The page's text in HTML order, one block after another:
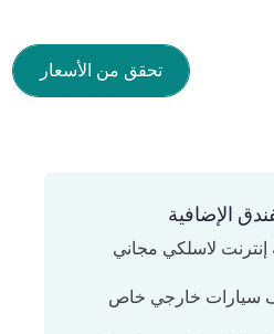
تحقق من الأسعار
الإضافية
لاسلكي مجاني
سيارات خارجي خاص